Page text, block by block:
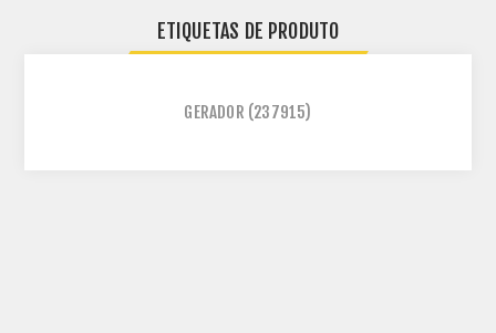
ETIQUETAS DE PRODUTO
GERADOR (237915)